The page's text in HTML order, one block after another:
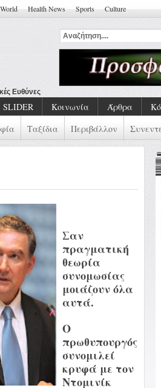
World Health News Sports Culture
SLIDER Κοινωνία Άρθρα
Ταξίδια Περιβάλλον
Σαν
πραγματική
θεωρία
συνομωσίας
μοιάζουν όλα
αυτά.
Ο
πρωθυπουργός
συνομιλεί
κρυφά με τον
Ντομινίκ